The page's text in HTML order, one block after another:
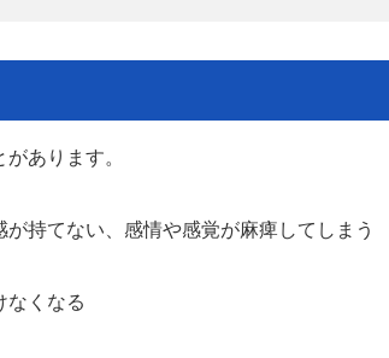
あります。
持てない、感情や感覚が麻痺してしまう
なくなる